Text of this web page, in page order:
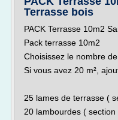
Terrasse bois
PACK Terrasse 10m2
Pack terrasse 10m2
Choisissez le nombre
Si vous avez 20 m²,
25 lames de terrasse (
20 lambourdes (